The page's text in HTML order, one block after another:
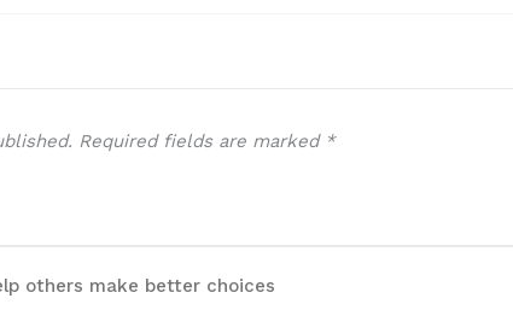
Required fields are marked *